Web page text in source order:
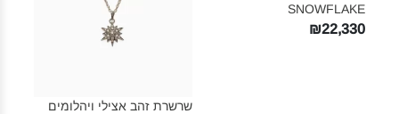
SNOWFLAKE‎
₪22,330
שרשרת זהב אצילי ויהלומים